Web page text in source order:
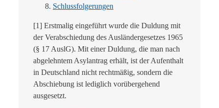
Schlussfolgerungen
[1] Erstmalig eingeführt wurde die Duldung mit
der Verabschiedung des Ausländergesetzes 1965
(§ 17 AuslG). Mit einer Duldung, die man nach
abgelehntem Asylantrag erhält, ist der Aufenthalt
in Deutschland nicht rechtmäßig, sondern die
Abschiebung ist lediglich vorübergehend
ausgesetzt.